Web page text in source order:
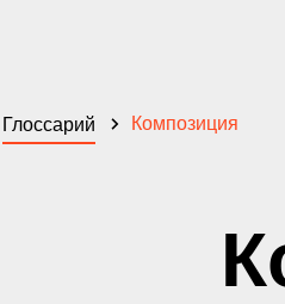
Глоссарий Композиция